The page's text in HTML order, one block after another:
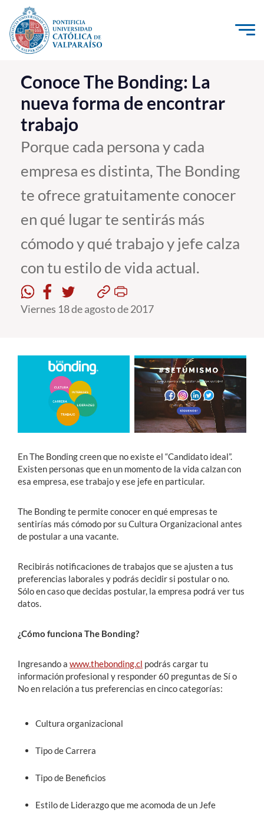
Click acá para ir directamente al contenido
La Universidad
Investigación, Creación e Innovación
PUCV Internacional
Vinculación con el Medio
Estudiantes
Conoce The Bonding: La
nueva forma de encontrar
trabajo
Porque cada persona y cada
empresa es distinta, The Bonding
te ofrece gratuitamente conocer
en qué lugar te sentirás más
cómodo y qué trabajo y jefe calza
con tu estilo de vida actual.
Viernes 18 de agosto de 2017
En The Bonding creen que no existe el “Candidato ideal”.
Existen personas que en un momento de la vida calzan con
esa empresa, ese trabajo y ese jefe en particular.
The Bonding te permite conocer en qué empresas te
sentirías más cómodo por su Cultura Organizacional antes
de postular a una vacante.
Recibirás notificaciones de trabajos que se ajusten a tus
preferencias laborales y podrás decidir si postular o no.
Sólo en caso que decidas postular, la empresa podrá ver tus
datos.
¿Cómo funciona The Bonding?
Ingresando a www.thebonding.cl podrás cargar tu
información profesional y responder 60 preguntas de Sí o
No en relación a tus preferencias en cinco categorías:
Cultura organizacional
Tipo de Carrera
Tipo de Beneficios
Estilo de Liderazgo que me acomoda de un Jefe